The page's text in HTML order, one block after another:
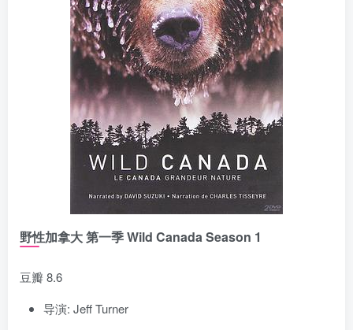
野性加拿大 第一季 Wild Canada Season 1
豆瓣 8.6
导演: Jeff Turner